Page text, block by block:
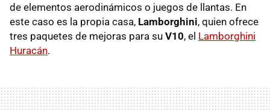
de elementos aerodinámicos o juegos de llantas. En
este caso es la propia casa, Lamborghini, quien ofrece
tres paquetes de mejoras para su V10, el Lamborghini
Huracán.